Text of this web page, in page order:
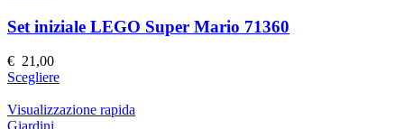
prodotto
Le
opzioni
scelte
nella
pagina
Set iniziale LEGO Super Mario 71360
€ 21,00
ScegliereQuesto
ha
Visualizzazione rapida